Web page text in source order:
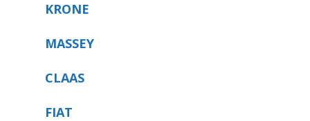
KRONE
MASSEY
CLAAS
FIAT